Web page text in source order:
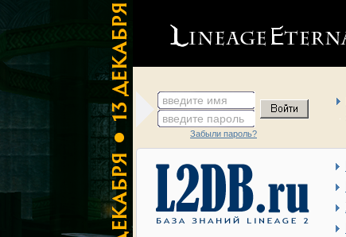
введите имя
введите пароль
Забыли пароль?